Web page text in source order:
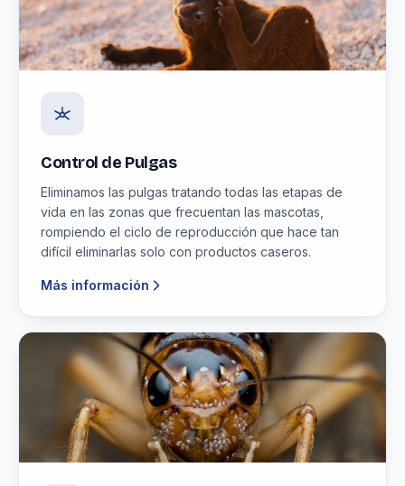
Control de Pulgas
Eliminamos las pulgas tratando todas las etapas de
vida en las zonas que frecuentan las mascotas,
rompiendo el ciclo de reproducción que hace tan
difícil eliminarlas solo con productos caseros.
Más información